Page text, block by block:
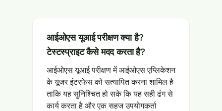
आईओएस यूआई परीक्षण क्या है?
टेस्टस्प्राइट कैसे मदद करता है?
आईओएस यूआई परीक्षण में आईओएस एप्लिकेशन
के यूजर इंटरफेस को सत्यापित करना शामिल है
ताकि यह सुनिश्चित हो सके कि यह सही ढंग से
कार्य करता है और एक सहज उपयोगकर्ता